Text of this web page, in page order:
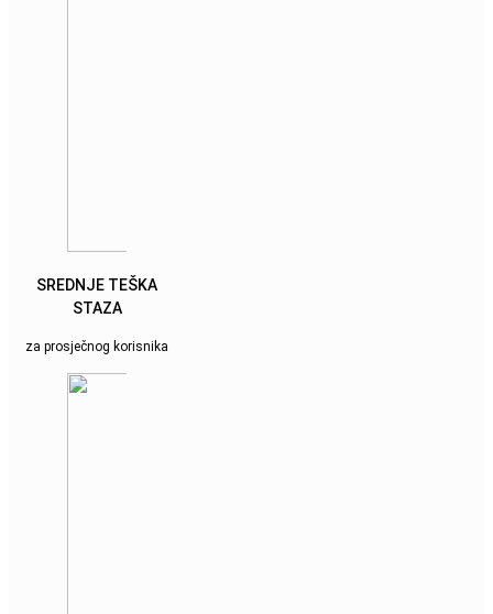
SREDNJE TEŠKA
STAZA
za prosječnog korisnika